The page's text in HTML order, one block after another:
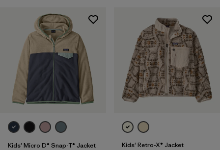
Kids' Micro D® Snap-T® Jacket
Kids' Retro-X® Jacket